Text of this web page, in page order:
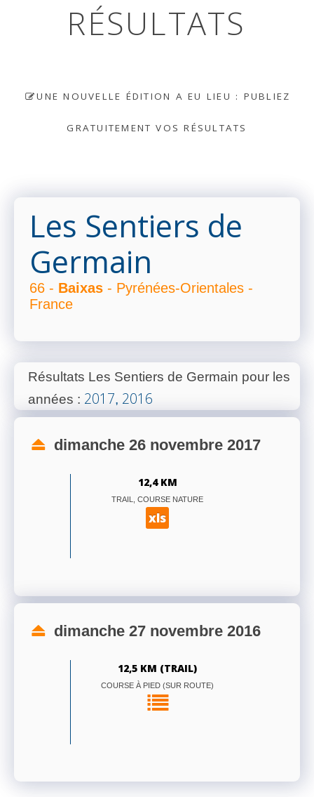
RÉSULTATS
UNE NOUVELLE ÉDITION A EU LIEU : PUBLIEZ
GRATUITEMENT VOS RÉSULTATS
Les Sentiers de
Germain
66 - Baixas - Pyrénées-Orientales -
France
Résultats Les Sentiers de Germain pour les
années : 2017, 2016
dimanche 26 novembre 2017
12,4 KM
TRAIL, COURSE NATURE
xls
dimanche 27 novembre 2016
12,5 KM (TRAIL)
COURSE À PIED (SUR ROUTE)